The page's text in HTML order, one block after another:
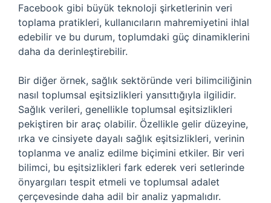
Facebook gibi büyük teknoloji şirketlerinin veri
toplama pratikleri, kullanıcıların mahremiyetini ihlal
edebilir ve bu durum, toplumdaki güç dinamiklerini
daha da derinleştirebilir.
Bir diğer örnek, sağlık sektöründe veri bilimciliğinin
nasıl toplumsal eşitsizlikleri yansıttığıyla ilgilidir.
Sağlık verileri, genellikle toplumsal eşitsizlikleri
pekiştiren bir araç olabilir. Özellikle gelir düzeyine,
ırka ve cinsiyete dayalı sağlık eşitsizlikleri, verinin
toplanma ve analiz edilme biçimini etkiler. Bir veri
bilimci, bu eşitsizlikleri fark ederek veri setlerinde
önyargıları tespit etmeli ve toplumsal adalet
çerçevesinde daha adil bir analiz yapmalıdır.